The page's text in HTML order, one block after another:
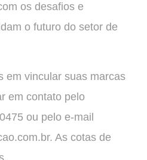
os desafios e
o futuro do setor de
em vincular suas marcas
em contato pelo
ou pelo e-mail
As cotas de